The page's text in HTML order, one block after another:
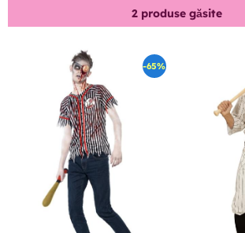
2produse găsite
-65%